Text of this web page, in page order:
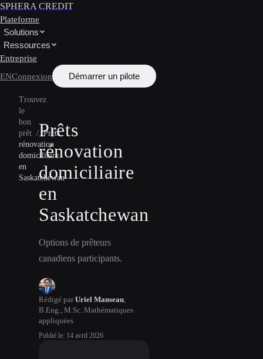
SPHERA CREDIT
Plateforme
Solutions
Ressources
Entreprise
ENConnexion Démarrer un pilote
Trouvez
le
bon
prêt / Prêts
rénovation
domiciliaire
en
Saskatchewan
Prêts
rénovation
domiciliaire
en
Saskatchewan
Options de prêteurs
canadiens participants.
Rédigé par Uriel Manseau
B.Eng., M.Sc. Mathématiques
appliquées
Publié le: 14 avril 2026